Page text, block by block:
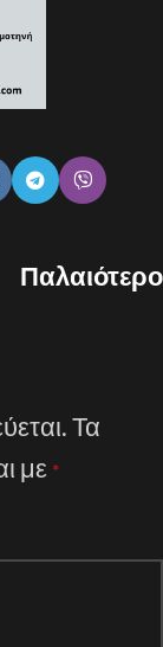
Παλαιότερο
Τα
με *